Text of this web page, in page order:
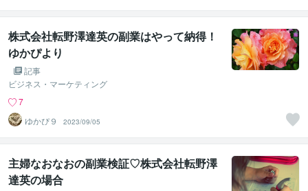
株式会社転野澤達英の副業はやって納得！
ゆかぴより
記事
ビジネス・マーケティング
7
ゆかぴ９
2023/09/05
主婦なおなおの副業検証♡株式会社転野澤
達英の場合